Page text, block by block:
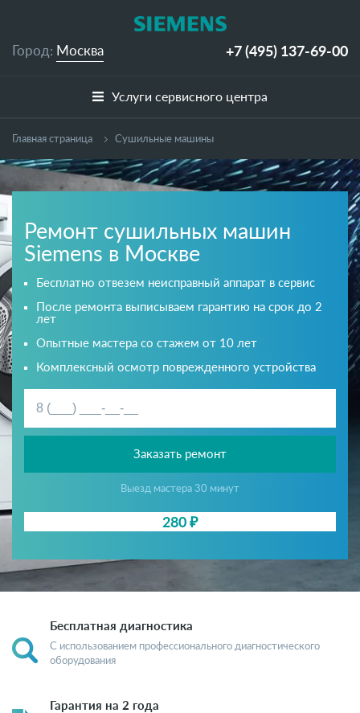
+7 (495) 137-69-00
Город: Москва
Услуги сервисного центра
Главная страница Сушильные машины
Ремонт сушильных машин
Siemens в Москве
Бесплатно отвезем неисправный аппарат в сервис
После ремонта выписываем гарантию на срок до 2
лет
Опытные мастера со стажем от 10 лет
Комплексный осмотр поврежденного устройства
Заказать ремонт
Выезд мастера 30 минут
280 ₽
Бесплатная диагностика
С использованием профессионального диагностического
оборудования
Гарантия на 2 года